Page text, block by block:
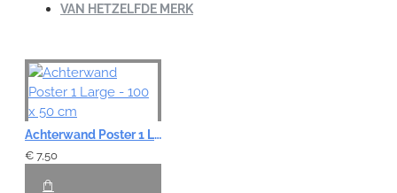
VAN HETZELFDE MERK
Achterwand Poster 1 Large - 100 x 50 cm
€ 7,50